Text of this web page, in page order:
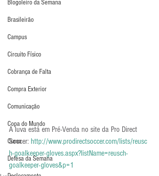
Blogoleiro da Semana
Brasileirão
Campus
Circuito Físico
Cobrança de Falta
Compra Exterior
Comunicação
Copa do Mundo
Curso
Defesa da Semana
A luva está em Pré-Venda no site da Pro Direct
Soccer: http://www.prodirectsoccer.com/lists/reusc
h-goalkeeper-gloves.aspx?listName=reusch-
goalkeeper-gloves&p=1